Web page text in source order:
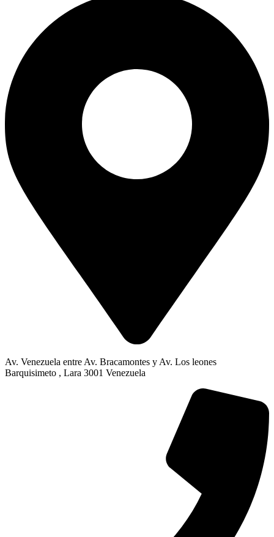
Av. Venezuela entre Av. Bracamontes y Av. Los leones
Barquisimeto , Lara 3001 Venezuela